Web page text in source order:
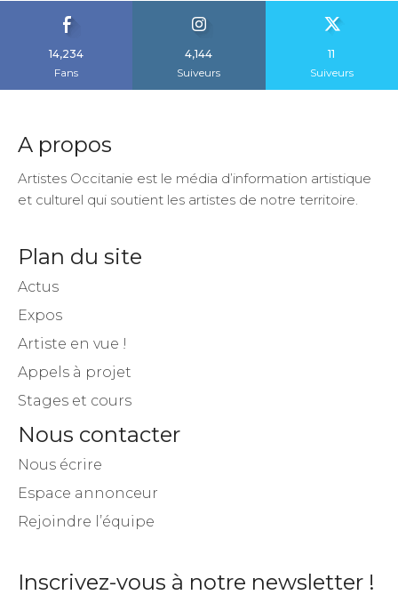
14,234
Fans
4,144
Suiveurs
11
Suiveurs
A propos
Artistes Occitanie est le média d’information artistique
et culturel qui soutient les artistes de notre territoire.
Plan du site
Actus
Expos
Artiste en vue !
Appels à projet
Stages et cours
Nous contacter
Nous écrire
Espace annonceur
Rejoindre l’équipe
Inscrivez-vous à notre newsletter !